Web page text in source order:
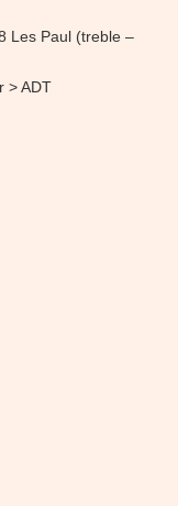
Les Paul (treble –
> ADT